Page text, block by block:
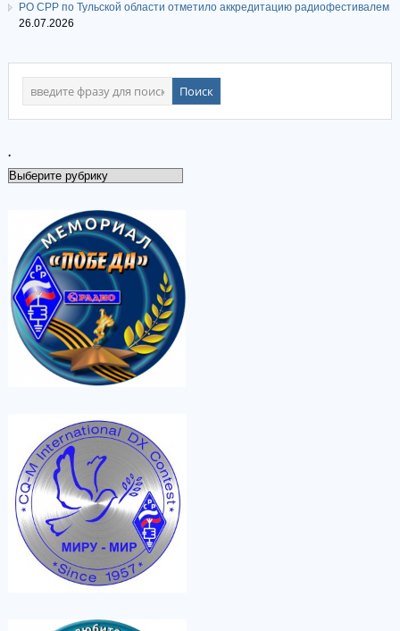
РО СРР по Тульской области отметило аккредитацию радиофестивалем
26.07.2026
.